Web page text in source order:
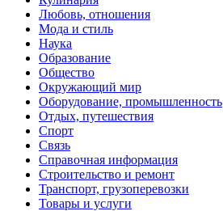
Любовь, отношения
Мода и стиль
Наука
Образование
Общество
Окружающий мир
Оборудование, промышленность
Отдых, путешествия
Спорт
Связь
Справочная информация
Строительство и ремонт
Транспорт, грузоперевозки
Товары и услуги